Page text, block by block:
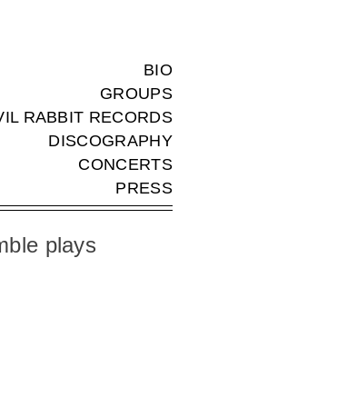
BIO
GROUPS
RABBIT RECORDS
DISCOGRAPHY
CONCERTS
PRESS
plays